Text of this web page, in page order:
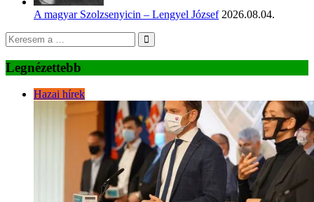
A magyar Szolzsenyicin – Lengyel József 2026.08.04.
Legnézettebb
Hazai hírek